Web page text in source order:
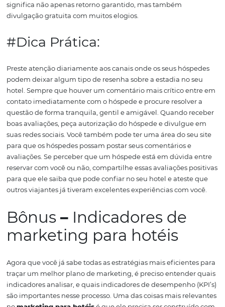
lotação máxima, você pode indicar o hotel parceiro para
cliente e vice-versa.
4. Tire boas fotos do
Ter boas fotos de toda a propriedade é muito
conquistar os clientes com base no visual do hotel.
na contratação do fotógrafo pode resultar no famoso
barato sai caro”. As fotos devem mostrar bem as
os tipos de quarto e todos os pontos fortes das demais
hotel, como piscina, academia, salão de eventos e bar,
outros.